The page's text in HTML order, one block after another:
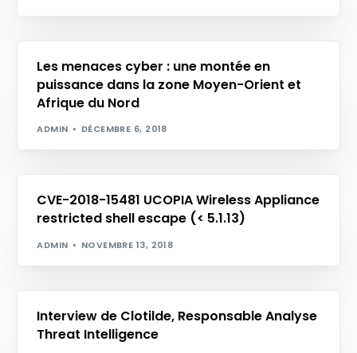
Les menaces cyber : une montée en
puissance dans la zone Moyen-Orient et
Afrique du Nord
ADMIN DÉCEMBRE 6, 2018
CVE-2018-15481 UCOPIA Wireless Appliance
restricted shell escape (< 5.1.13)
ADMIN NOVEMBRE 13, 2018
Interview de Clotilde, Responsable Analyse
Threat Intelligence